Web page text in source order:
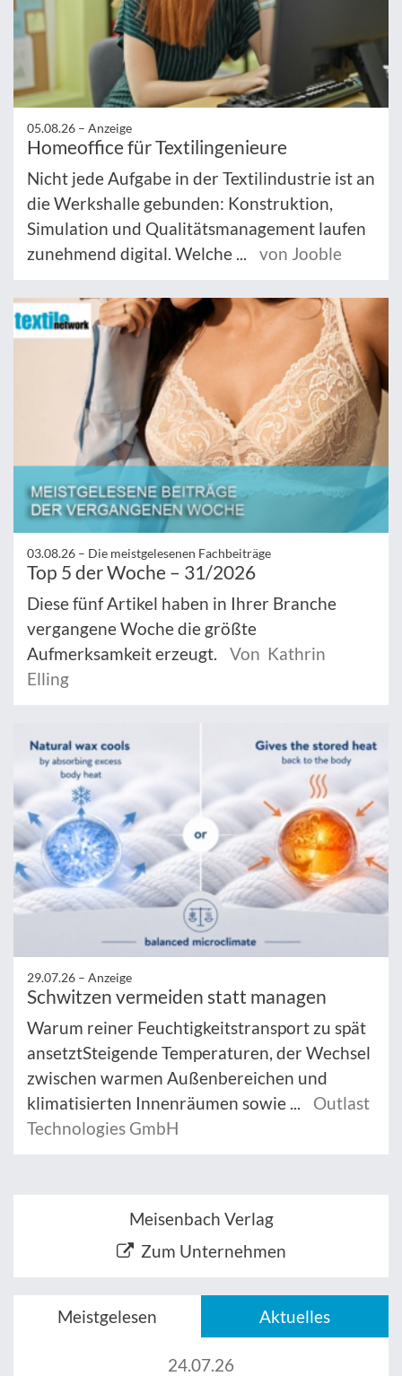
05.08.26 – Anzeige
Homeoffice für Textilingenieure
Nicht jede Aufgabe in der Textilindustrie ist an
die Werkshalle gebunden: Konstruktion,
Simulation und Qualitätsmanagement laufen
zunehmend digital. Welche ...
von Jooble
03.08.26 – Die meistgelesenen Fachbeiträge
Top 5 der Woche – 31/2026
Diese fünf Artikel haben in Ihrer Branche
vergangene Woche die größte
Aufmerksamkeit erzeugt.
Von Kathrin
Elling
29.07.26 – Anzeige
Schwitzen vermeiden statt managen
Warum reiner Feuchtigkeitstransport zu spät
ansetztSteigende Temperaturen, der Wechsel
zwischen warmen Außenbereichen und
klimatisierten Innenräumen sowie ...
Outlast
Technologies GmbH
Meisenbach Verlag
Zum Unternehmen
Meistgelesen Aktuelles
24.07.26